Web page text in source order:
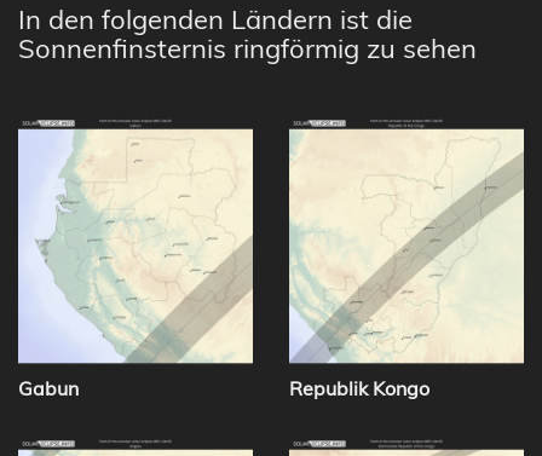
In den folgenden Ländern ist die
Sonnenfinsternis ringförmig zu sehen
Gabun Republik Kongo